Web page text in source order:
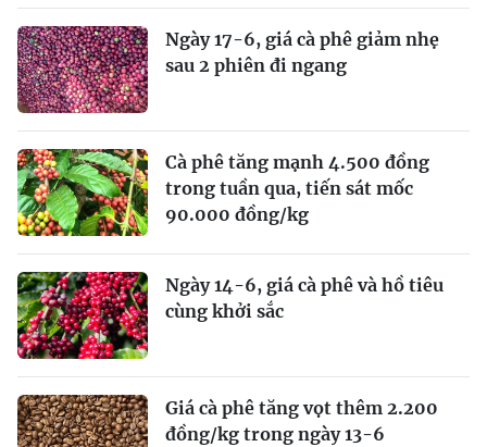
Ngày 17-6, giá cà phê giảm nhẹ
sau 2 phiên đi ngang
Cà phê tăng mạnh 4.500 đồng
trong tuần qua, tiến sát mốc
90.000 đồng/kg
Ngày 14-6, giá cà phê và hồ tiêu
cùng khởi sắc
Giá cà phê tăng vọt thêm 2.200
đồng/kg trong ngày 13-6